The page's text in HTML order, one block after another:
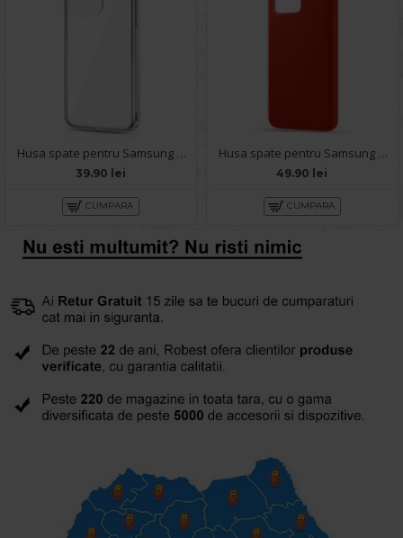
Husa spate pentru Samsung Galaxy S20 Ultra - Protect+
39.90 lei
CUMPARA
Husa spate pentru Samsung S20 Ultra - Silicon Line Rosu
49.90 lei
CUMPARA